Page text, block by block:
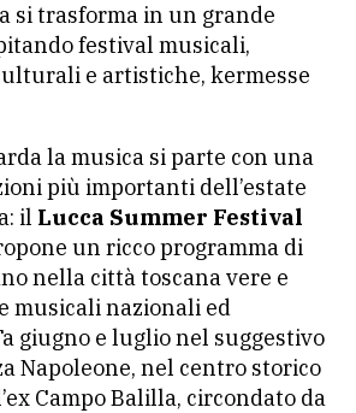
si trasforma in un grande
festival musicali,
e artistiche, kermesse
la musica si parte con una
più importanti dell’estate
il Lucca Summer Festival
un ricco programma di
nella città toscana vere e
musicali nazionali ed
giugno e luglio nel suggestivo
Napoleone, nel centro storico
Campo Balilla, circondato da